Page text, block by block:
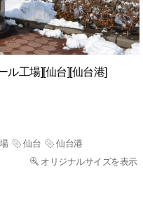
ル工場][仙台][仙台港]
仙台
仙台港
オリジナルサイズを表示